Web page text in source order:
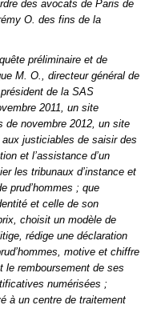
des avocats de Paris de
O. des fins de la
préliminaire et de
M. O., directeur général de
de la SAS
2011, un site
de novembre 2012, un site
justiciables de saisir des
et l’assistance d’un
les tribunaux d’instance et
prud’hommes ; que
et celle de son
choisit un modèle de
rédige une déclaration
motive et chiffre
le remboursement de ses
numérisées ;
à un centre de traitement